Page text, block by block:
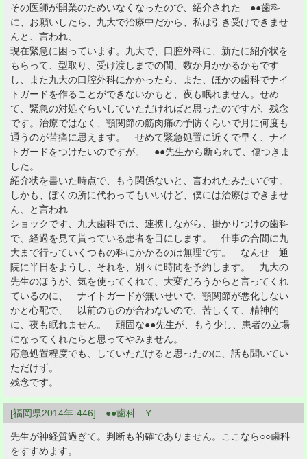
その医師が開業のためいなくなったので、紹介された ●●歯科
に、お願いしたら、九大で治療中だから、私は引き受けできませ
んと、言われ、
現在緊急に困っています。九大で、口腔外科に、新たに紹介状を
もらって、型取り、受け渡しまでの間、数か月かかるかもです
し、また九大の口腔外科にかかったら、また、ほかの歯科でナイ
トガードを作ることができないかもと、夜も眠れません。せめ
て、緊急の対処ぐらいしていただければと思ったのですが、残念
です。治療ではなく、顎関節の筋肉痛の予防くらいで月に何度も
通うのが苦痛に思えます。 せめて緊急処置に近くで早く、ナイ
トガードをつけたいのですが。 ●●先生から断られて、傷つきま
した。
紹介状を書いた時点で、もう関係ないと、言われたみたいです。
しかも、ぼくの所に代わってもいいけど、僕には治療はできませ
ん、と言われ
ショックです、九大歯科では、連携しながら、掛かりつけの歯科
で、経過を見て貰っている患者を目にします。 仕事の合間に九
大まで行っていくつもの科にかかるのは無理です。 なんせ 通
院に半日をようし、それを、別々に時間を予約します。 九大の
先生のほうが、気を使ってくれて、大変だろうからと言ってくれ
ているのに、 ナイトガードが無いせいで、顎関節が悪化しない
かと心配で、 以前のものが合わないので、苦しくて、精神的
に、夜も眠れません。 頑固な●●先生が、もう少し、患者の立場
になってくれたらと思ってやみません。
応急処置程度でも、していただけると思ったのに、話も聞いてい
ただけず。
残念です。
[福岡県2014年-446] ●●歯科 Y
先生が神経質過ぎて。判断も的確でありません。ここなら○○歯科
をすすめます。